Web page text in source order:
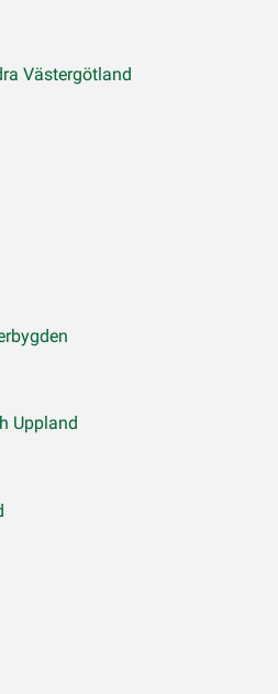
Västergötland
Uppland